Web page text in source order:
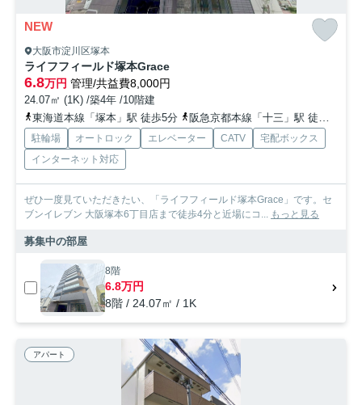
NEW
大阪市淀川区塚本
ライフフィールド塚本Grace
6.8万円 管理/共益費8,000円
24.07㎡ (1K) /築4年 /10階建
東海道本線「塚本」駅 徒歩5分
阪急京都本線「十三」駅 徒歩17分
駐輪場 オートロック エレベーター CATV
宅配ボックス
インターネット対応
ぜひ一度見ていただきたい、「ライフフィールド塚本Grace」です。セ
ブンイレブン 大阪塚本6丁目店まで徒歩4分と近場にコ... もっと見る
募集中の部屋
8階
6.8万円
8階 / 24.07㎡ / 1K
アパート